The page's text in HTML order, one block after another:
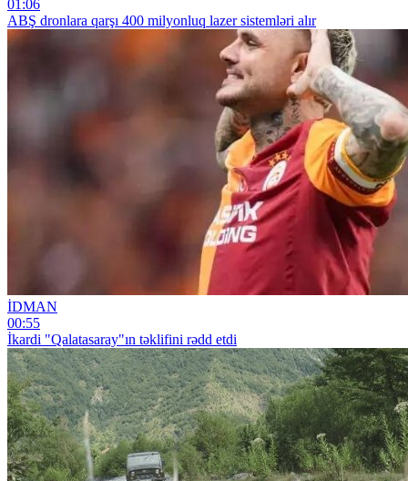
01:06
ABŞ dronlara qarşı 400 milyonluq lazer sistemləri alır
İDMAN
00:55
İkardi "Qalatasaray"ın təklifini rədd etdi